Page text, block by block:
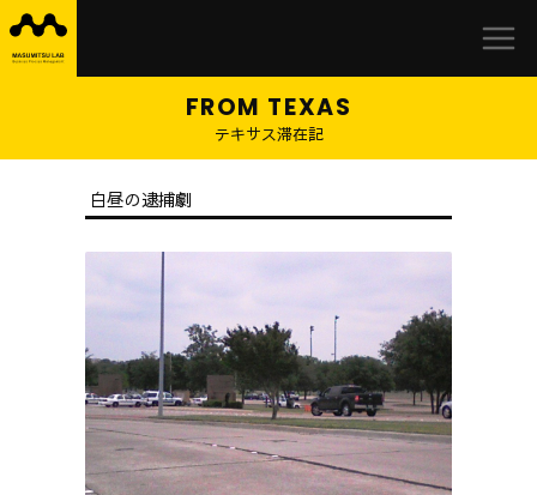
Skip
to
満
研
テキサス滞在記
白昼の逮捕劇